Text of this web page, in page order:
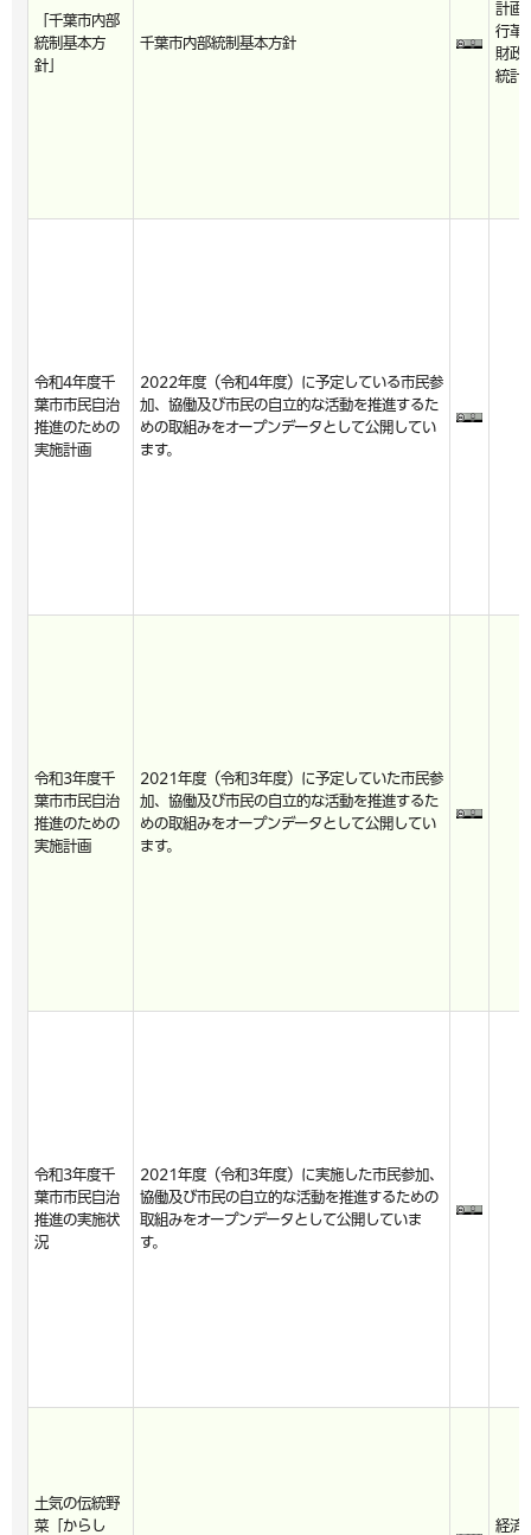
「千葉市内部
統制基本方
針」
千葉市内部統制基本方針
計画
行革
財政
統計
令和4年度千
葉市市民自治
推進のための
実施計画
2022年度（令和4年度）に予定している市民参
加、協働及び市民の自立的な活動を推進するた
めの取組みをオープンデータとして公開してい
ます。
令和3年度千
葉市市民自治
推進のための
実施計画
2021年度（令和3年度）に予定していた市民参
加、協働及び市民の自立的な活動を推進するた
めの取組みをオープンデータとして公開してい
ます。
令和3年度千
葉市市民自治
推進の実施状
況
2021年度（令和3年度）に実施した市民参加、
協働及び市民の自立的な活動を推進するための
取組みをオープンデータとして公開していま
す。
土気の伝統野
菜「からし
経済